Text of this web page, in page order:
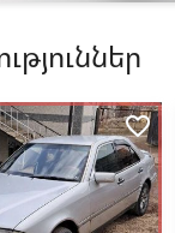
favorite_border